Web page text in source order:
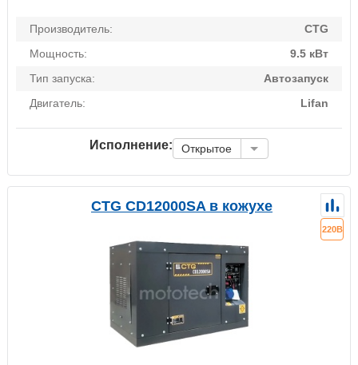
Производитель:
CTG
Мощность:
9.5 кВт
Тип запуска:
Автозапуск
Двигатель:
Lifan
Исполнение: Открытое
CTG CD12000SA в кожухе
220В